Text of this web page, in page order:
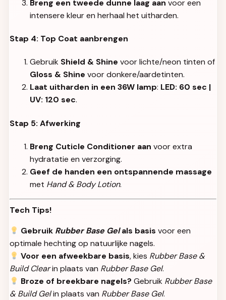
Breng een tweede dunne laag aan voor een
intensere kleur en herhaal het uitharden.
Stap 4: Top Coat aanbrengen
Gebruik Shield & Shine voor lichte/neon tinten of
Gloss & Shine voor donkere/aardetinten.
Laat uitharden in een 36W lamp: LED: 60 sec |
UV: 120 sec.
Stap 5: Afwerking
Breng Cuticle Conditioner aan voor extra
hydratatie en verzorging.
Geef de handen een ontspannende massage
met Hand & Body Lotion.
Tech Tips!
Gebruik Rubber Base Gelals basis voor een
optimale hechting op natuurlijke nagels.
Voor een afweekbare basis, kies Rubber Base &
Build Clearin plaats van Rubber Base Gel.
Broze of breekbare nagels? Gebruik Rubber Base
& Build Gelin plaats van Rubber Base Gel.